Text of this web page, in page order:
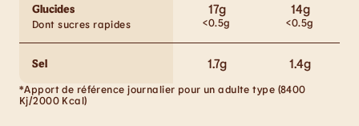
Glucides 17g 14g
Dont sucres rapides <0.5g <0.5g
Sel 1.7g 1.4g
*Apport de référence journalier pour un adulte type (8400
Kj/2000 Kcal)